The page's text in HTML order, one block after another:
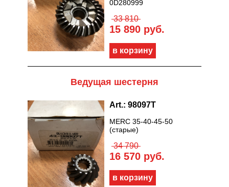
0D280999
33 810
15 890 руб.
Ведущая шестерня
Art.: 98097T
MERC 35-40-45-50
(старые)
34 790
16 570 руб.